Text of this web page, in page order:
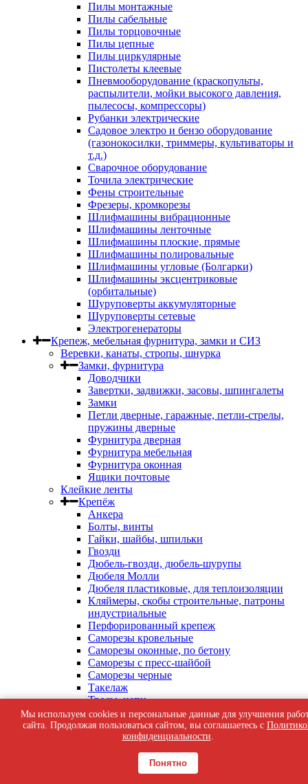
Пилы монтажные
Пилы сабельные
Пилы торцовочные
Пилы цепные
Пилы циркулярные
Пистолеты клеевые
Пневмооборудование (краскопульты,
распылители, мойки высокого давления,
пылесосы, компрессоры)
Рубанки электрические
Садовое электро и бензо оборудование
(газонокосилки, триммеры, культиваторы и
т.д.)
Сварочное оборудование
Точила электрические
Фены строительные
Фрезеры, кромкорезы
Шлифмашины вибрационные
Шлифмашины ленточные
Шлифмашины плоские, прямые
Шлифмашины полировальные
Шлифмашины угловые (Болгарки)
Шлифмашины эксцентриковые
(орбитальные)
Шуруповерты аккумуляторные
Шуруповерты сетевые
Электрогенераторы
Крепеж, мебельная фурнитура, замки и СИЗ
Веревки, канаты, стропы, шнурка
Замки, фурнитура
Доводчики
Завертки, задвижки, засовы, шпингалеты
Замки
Петли дверные, гаражные, петли-стрелы,
пружины дверные
Фурнитура дверная
Фурнитура мебельная
Фурнитура оконная
Ящики почтовые
Клейкие ленты
Крепёж
Анкера
Болты, винты
Гайки, шайбы, шпильки
Гвозди
Дюбель-гвозди, дюбель-шурупы
Дюбеля Молли
Дюбеля пластиковые, для теплоизоляции
Кляймеры, скобы строительные, патроны
индустриальные
Перфорированный крепеж
Саморезы кровельные
Саморезы оконные, по бетону
Саморезы с пресс-шайбой
Саморезы черные
Такелаж
Тросы, цепи
Шурупы жёлтые универсальные
Шурупы с шестигранной головкой, с
кольцом, с крюком
Общестроительные материалы и товары
Мы используем cookies и персональные данные для улучшения
сайта. Продолжая пользоваться сайтом, вы соглашаетесь с
конфиденциальности.
Понятно